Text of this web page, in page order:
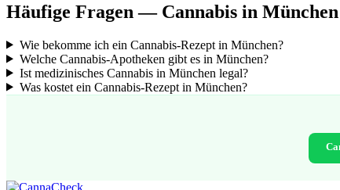
Häufige Fragen — Cannabis in München
Wie bekomme ich ein Cannabis-Rezept in München?
Welche Cannabis-Apotheken gibt es in München?
Ist medizinisches Cannabis in München legal?
Was kostet ein Cannabis-Rezept in München?